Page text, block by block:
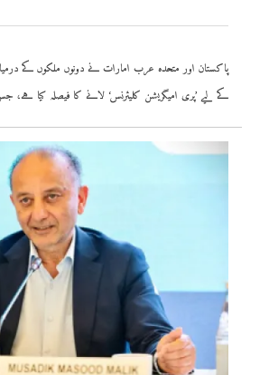
پاکستان اور متحدہ عرب امارات نے دونوں ملکوں کے
کے لیے ’پری امیگریشن کلیئرنس‘ لانے کا فیصلہ کیا ہے،